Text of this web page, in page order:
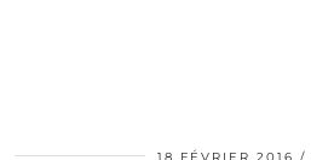
18 FÉVRIER 2016